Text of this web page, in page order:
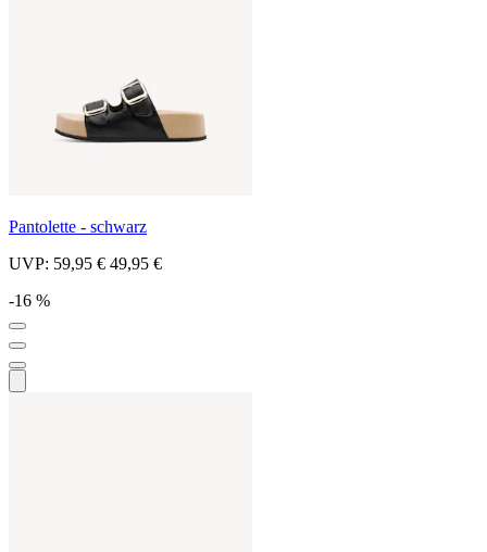
Pantolette - schwarz
UVP: 59,95 € 49,95 €
-16 %